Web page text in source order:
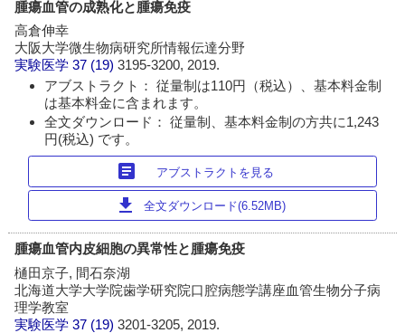
腫瘍血管の成熟化と腫瘍免疫
高倉伸幸
大阪大学微生物病研究所情報伝達分野
実験医学 37 (19)3195-3200, 2019.
アブストラクト： 従量制は110円（税込）、基本料金制
は基本料金に含まれます。
全文ダウンロード： 従量制、基本料金制の方共に1,243
円(税込) です。
article アブストラクトを見る
download 全文ダウンロード(6.52MB)
腫瘍血管内皮細胞の異常性と腫瘍免疫
樋田京子, 間石奈湖
北海道大学大学院歯学研究院口腔病態学講座血管生物分子病
理学教室
実験医学 37 (19)3201-3205, 2019.